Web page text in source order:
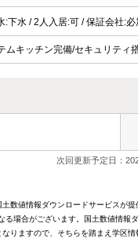
:下水 / 2人入居:可 / 保証会社:
キッチン完備/セキュリティ
次回更新予定日：
数値情報ダウンロードサービスが
場合がございます。国土数値情報
りますので、そちらを踏まえ学区情